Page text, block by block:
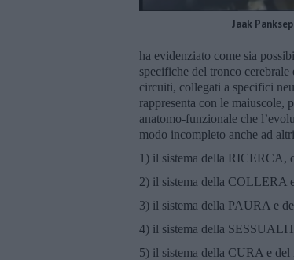
Jaak
ha evidenziato come sia
specifiche del tronco
circuiti, collegati a specifici
rappresenta con le maiuscole,
anatomo-funzionale che
modo incompleto anche ad
1) il sistema della RICERCA,
2) il sistema della COLLERA
3) il sistema della PAURA e
4) il sistema della
5) il sistema della CURA e del